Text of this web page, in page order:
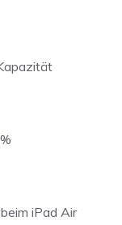
iPad Air